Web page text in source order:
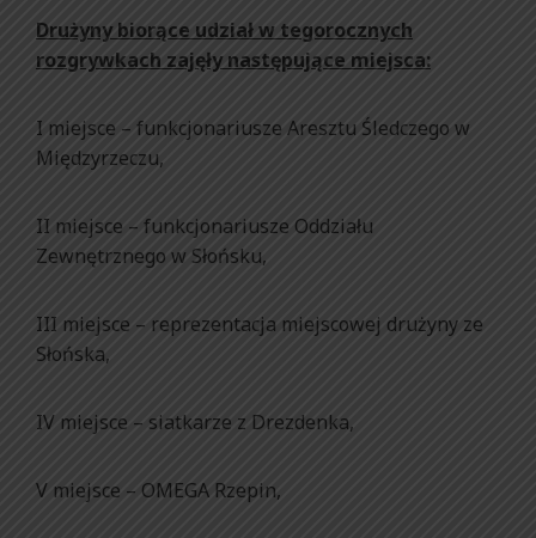
Drużyny biorące udział w tegorocznych
rozgrywkach zajęły następujące miejsca:
I miejsce – funkcjonariusze Aresztu Śledczego w
Międzyrzeczu,
II miejsce – funkcjonariusze Oddziału
Zewnętrznego w Słońsku,
III miejsce – reprezentacja miejscowej drużyny ze
Słońska,
IV miejsce – siatkarze z Drezdenka,
V miejsce – OMEGA Rzepin,